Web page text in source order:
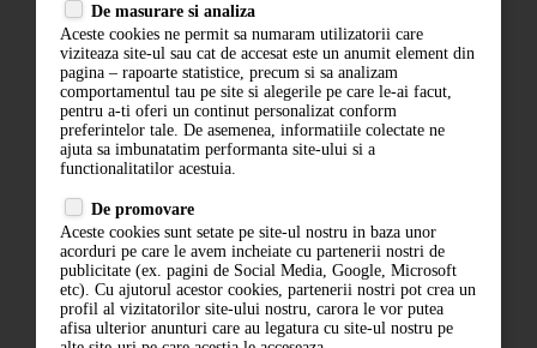
Politica de confidentialitate
ANPC
ABONARE LA NEWSLETTER
ABONARE
De masurare si analiza
Aceste cookies ne permit sa numaram utilizatorii care
viziteaza site-ul sau cat de accesat este un anumit element din
pagina – rapoarte statistice, precum si sa analizam
comportamentul tau pe site si alegerile pe care le-ai facut,
pentru a-ti oferi un continut personalizat conform
preferintelor tale. De asemenea, informatiile colectate ne
ajuta sa imbunatatim performanta site-ului si a
functionalitatilor acestuia.
De promovare
Aceste cookies sunt setate pe site-ul nostru in baza unor
acorduri pe care le avem incheiate cu partenerii nostri de
publicitate (ex. pagini de Social Media, Google, Microsoft
etc). Cu ajutorul acestor cookies, partenerii nostri pot crea un
profil al vizitatorilor site-ului nostru, carora le vor putea
afisa ulterior anunturi care au legatura cu site-ul nostru pe